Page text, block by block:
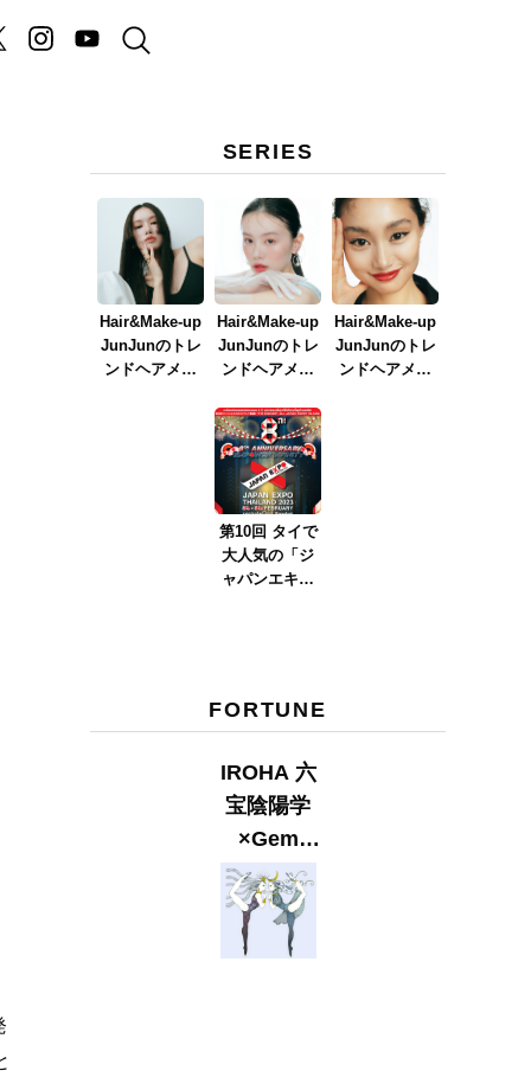
SERIES
Hair&Make-up
JunJunのトレ
ンドヘアメイ
Hair&Make-up
JunJunのトレ
ンドヘアメイ
イク
ver.2023』
Hair&Make-up
JunJunのトレ
ンドヘアメイ
第10回 タイで
大人気の「ジ
ャパンエキス
FORTUNE
IROHA 六
宝陰陽学
×Gem
Muse
【GLITTER
2023